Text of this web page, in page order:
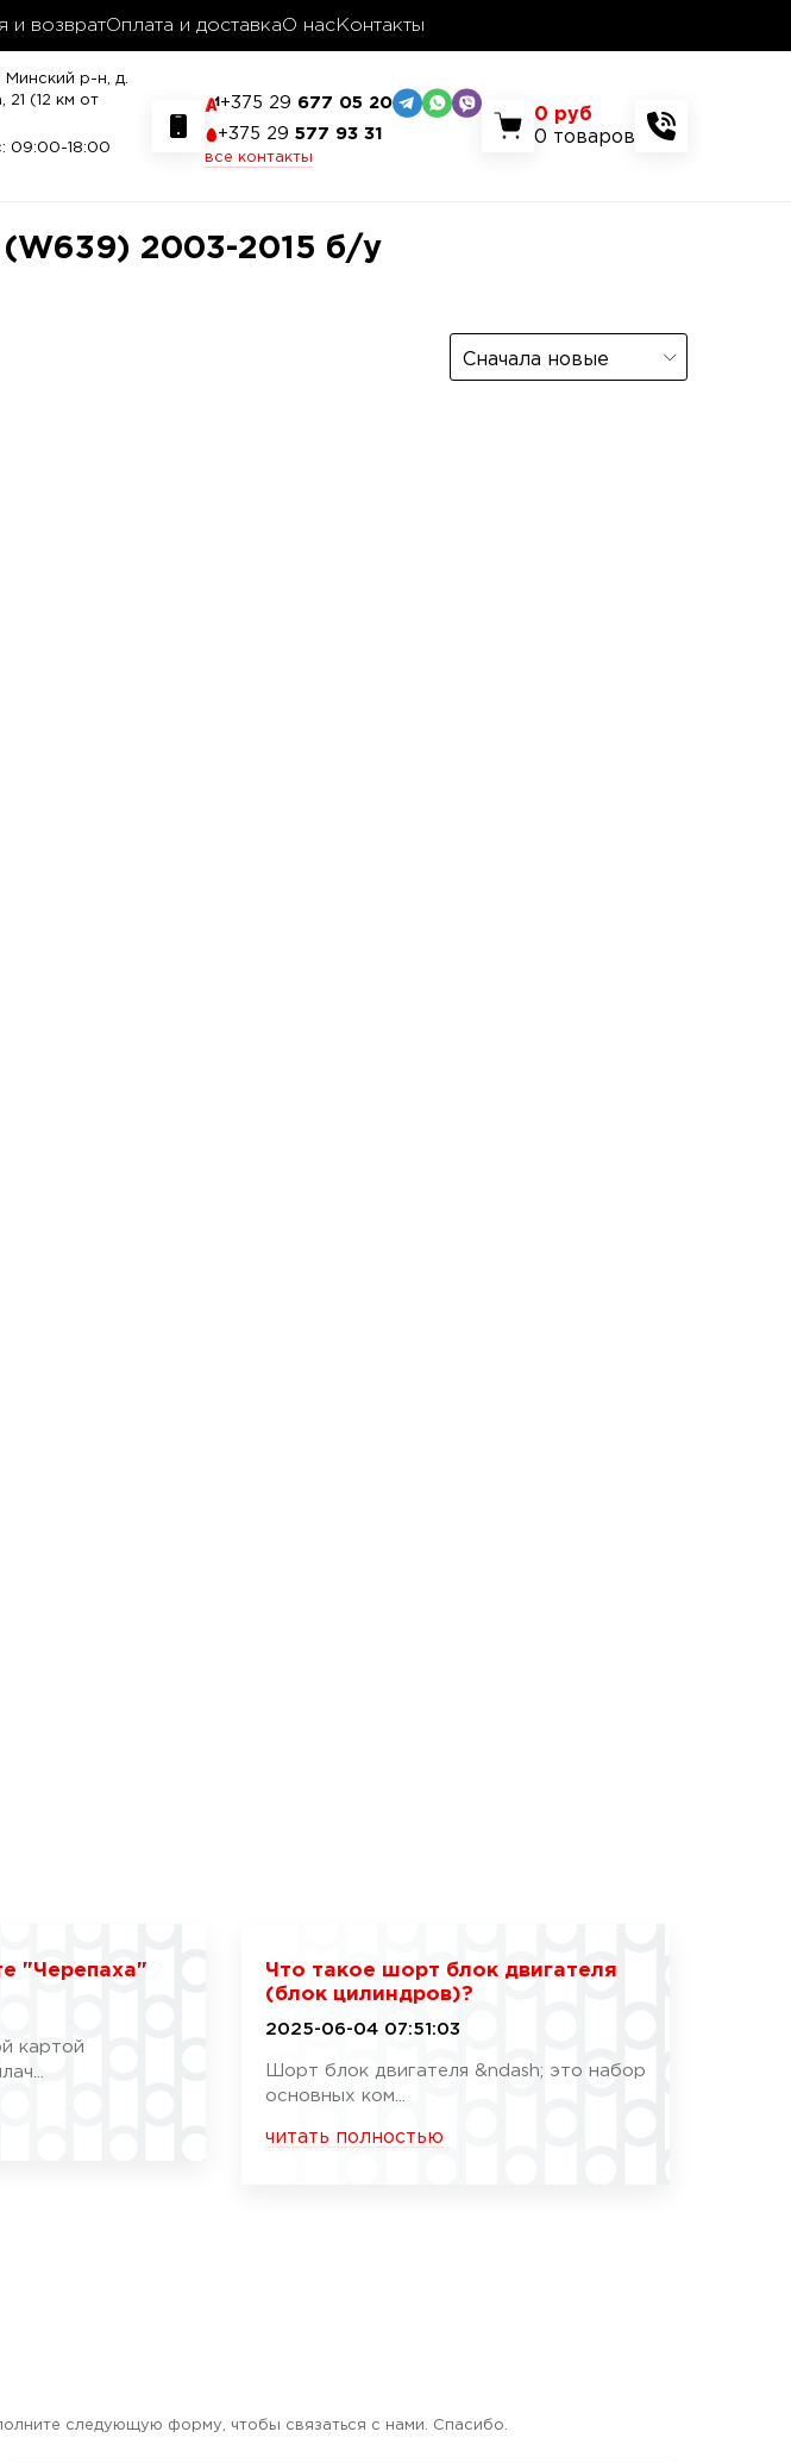
и возвратОплата и доставкаО нас Контакты
Минский р-н, д.
(12 км от
09:00-18:00
+375 29 677 05 20
+375 29 577 93 31
все контакты
0 руб
0 товаров
2003-2015 б/у
Сначала новые
"Черепаха"
картой
Что такое шорт блок двигателя
(блок цилиндров)?
2025-06-04 07:51:03
Шорт блок двигателя &ndash; это набор
основных ком...
читать полностью
следующую форму, чтобы связаться с нами. Спасибо.